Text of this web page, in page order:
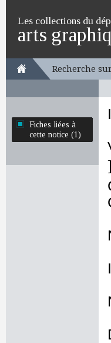
Les collections du
arts
Recherche
Fiches liées à
cette notice (1)